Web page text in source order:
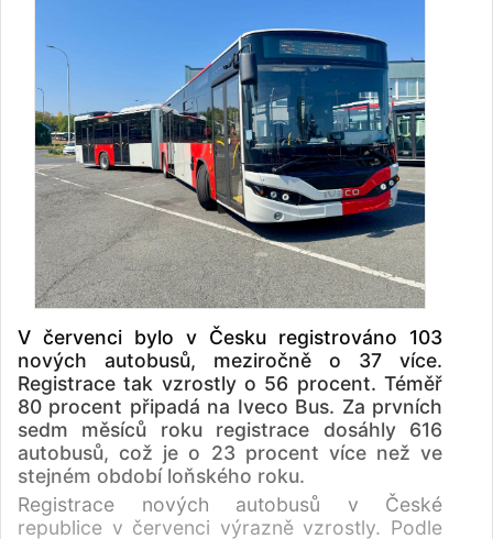
V červenci bylo v Česku registrováno 103
nových autobusů, meziročně o 37 více.
Registrace tak vzrostly o 56 procent. Téměř
80 procent připadá na Iveco Bus. Za prvních
sedm měsíců roku registrace dosáhly 616
autobusů, což je o 23 procent více než ve
stejném období loňského roku.
Registrace nových autobusů v České
republice v červenci výrazně vzrostly. Podle